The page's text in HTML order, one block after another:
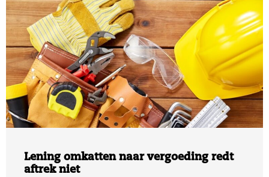
Lening omkatten naar vergoeding redt
aftrek niet